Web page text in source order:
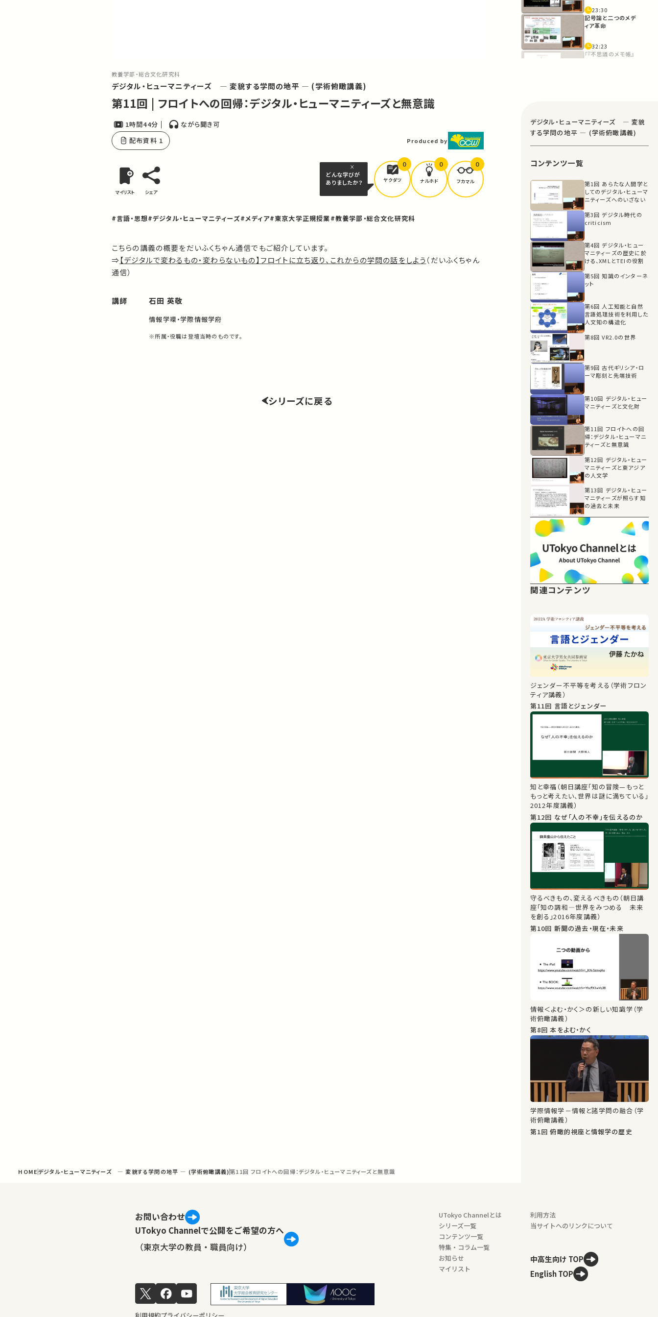
教養学部・総合文化研究科
デジタル・ヒューマニティーズ ― 変貌する学問の地平 ― (学術俯瞰講義)
第11回 | フロイトへの回帰：デジタル・ヒューマニティーズと無意識
1時間44分
ながら聞き可
配布資料 1
Produced by
マイリスト シェア
どんな学びが
ありましたか？
ヤクダツ
0
ナルホド
0
フカマル
0
#言語・思想#デジタル・ヒューマニティーズ#メディア#東京大学正規授業#教養学部・総合文化研究科
こちらの講義の概要をだいふくちゃん通信でもご紹介しています。
⇒【デジタルで変わるもの・変わらないもの】フロイトに立ち返り、これからの学問の話をしよう （だいふくちゃん
通信）
講師 石田 英敬
情報学環・学際情報学府
※所属・役職は登壇当時のものです。
シリーズに戻る
HOMEデジタル・ヒューマニティーズ ― 変貌する学問の地平 ― (学術俯瞰講義)第11回 フロイトへの回帰：デジタル・ヒューマニティーズと無意識
23:30
記号論と二つのメデ
ィア革命
32:23
「『不思議のメモ帳』
57:22
〈脳〉と〈心の装置〉
1:18:38
WWW and the
Library
1:30:28
1:37:24
デジタル・ヒューマニティーズ ― 変貌
する学問の地平 ― (学術俯瞰講義)
コンテンツ一覧
第1回 あらたな人間学と
してのデジタル・ヒューマ
ニティーズへのいざない
第3回 デジタル時代の
criticism
第4回 デジタル・ヒュー
マニティーズの歴史に於
ける、XMLとTEIの役割
第5回 知識のインターネ
ット
第6回 人工知能と自然
言語処理技術を利用した
人文知の構造化
第8回 VR2.0の世界
第9回 古代ギリシア・ロ
ーマ彫刻と先端技術
第10回 デジタル・ヒュー
マニティーズと文化財
第11回 フロイトへの回
帰：デジタル・ヒューマニ
ティーズと無意識
第12回 デジタル・ヒュー
マニティーズと東アジア
の人文学
第13回 デジタル・ヒュー
マニティーズが照らす知
の過去と未来
関連コンテンツ
ジェンダー不平等を考える（学術フロン
ティア講義）
第11回 言語とジェンダー
知と幸福（朝日講座「知の冒険—もっと
もっと考えたい、世界は謎に満ちている」
2012年度講義）
第12回 なぜ「人の不幸」を伝えるのか
守るべきもの、変えるべきもの（朝日講
座「知の調和―世界をみつめる 未来
を創る」2016年度講義）
第10回 新聞の過去・現在・未来
情報＜よむ・かく＞の新しい知識学（学
術俯瞰講義）
第8回 本をよむ・かく
学際情報学－情報と諸学問の融合（学
術俯瞰講義）
第1回 俯瞰的視座と情報学の歴史
お問い合わせ
UTokyo Channelで公開をご希望の方へ
（東京大学の教員・職員向け）
UTokyo Channelとは
シリーズ一覧
コンテンツ一覧
特集・コラム一覧
お知らせ
マイリスト
利用方法
当サイトへのリンクについて
中高生向け TOP
English TOP